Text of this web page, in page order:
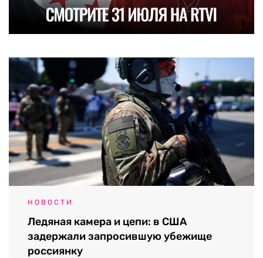
НОВОСТИ
Ледяная камера и цепи: в США
задержали запросившую убежище
россиянку